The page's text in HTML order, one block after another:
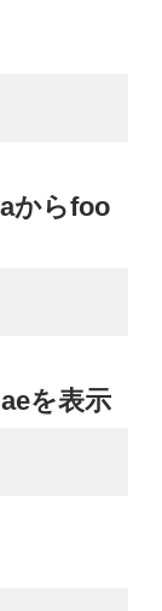
からfoo
を表示